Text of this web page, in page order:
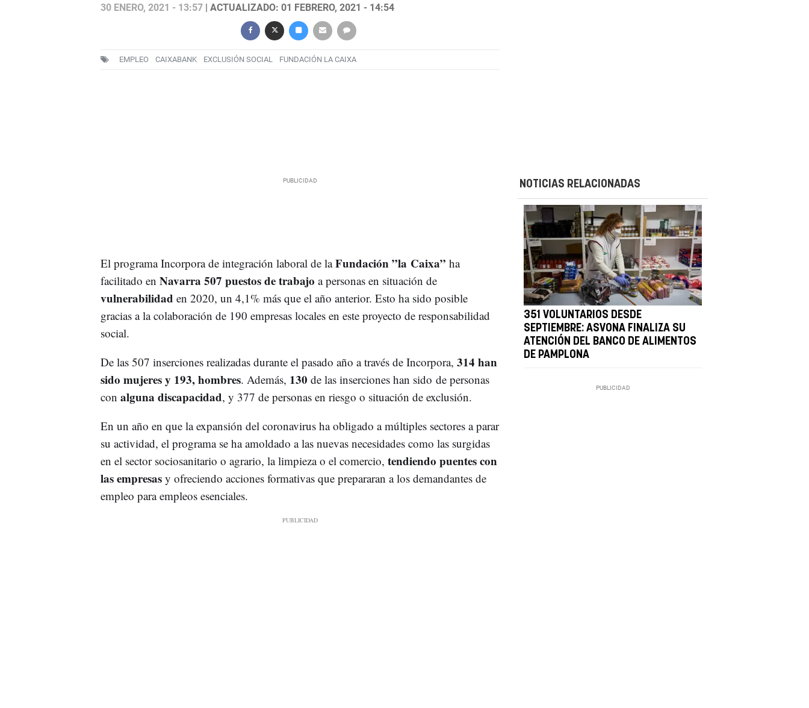
30 ENERO, 2021 - 13:57| ACTUALIZADO: 01 FEBRERO, 2021 - 14:54
EMPLEO CAIXABANK EXCLUSIÓN SOCIAL FUNDACIÓN LA CAIXA
El programa Incorpora de integración laboral de laFundación ”la Caixa” ha
facilitado en Navarra 507 puestos de trabajo a personas en situación de
vulnerabilidad en 2020, un 4,1% más que el año anterior. Esto ha sido posible
gracias a la colaboración de 190 empresas locales en este proyecto de responsabilidad
social.
De las 507 inserciones realizadas durante el pasado año a través de Incorpora, 314 han
sido mujeres y 193, hombres. Además, 130 de las inserciones han sido de personas
con alguna discapacidad, y 377 de personas en riesgo o situación de exclusión.
En un año en que la expansión del coronavirus ha obligado a múltiples sectores a parar
su actividad, el programa se ha amoldado a las nuevas necesidades como las surgidas
en el sector sociosanitario o agrario, la limpieza o el comercio, tendiendo puentes con
las empresas y ofreciendo acciones formativas que prepararan a los demandantes de
empleo para empleos esenciales.
NOTICIAS RELACIONADAS
351 VOLUNTARIOS DESDE
SEPTIEMBRE: ASVONA FINALIZA SU
ATENCIÓN DEL BANCO DE ALIMENTOS
DE PAMPLONA